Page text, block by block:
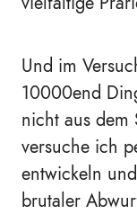
Und im
10000end
nicht aus dem
versuche ich
entwickeln
brutaler